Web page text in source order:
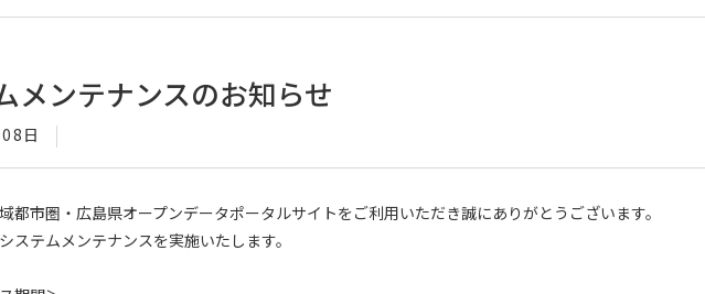
メンテナンスのお知らせ
日
都市圏・広島県オープンデータポータルサイトをご利用いただき誠にありがとうございます。
ステムメンテナンスを実施いたします。